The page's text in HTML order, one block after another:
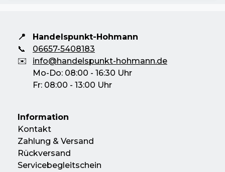
📍
Handelspunkt-Hohmann
📞
06657-5408183
✉️
info@handelspunkt-hohmann.de
Mo-Do: 08:00 - 16:30 Uhr
Fr: 08:00 - 13:00 Uhr
Information
Kontakt
Zahlung & Versand
Rückversand
Servicebegleitschein